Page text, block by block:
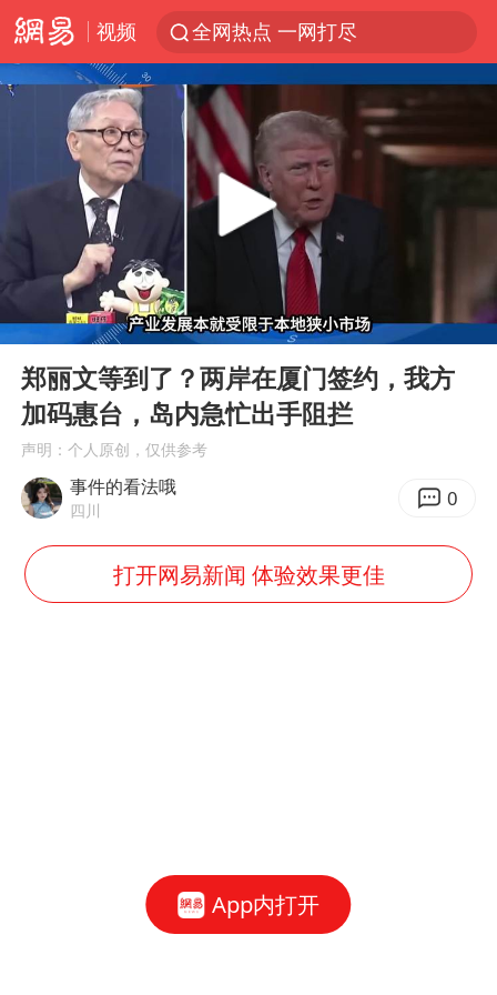
视频 全网热点 一网打尽
Play
00:00 07:15
郑丽文等到了？两岸在厦门签约，我方
加码惠台，岛内急忙出手阻拦
声明：个人原创，仅供参考
事件的看法哦
四川 0
打开网易新闻 体验效果更佳
App内打开